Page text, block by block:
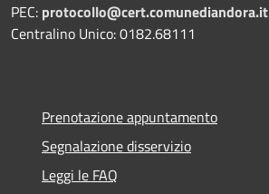
PEC: protocollo@cert.comunediandora.it
Centralino Unico: 0182.68111
Prenotazione appuntamento
Segnalazione disservizio
Leggi le FAQ